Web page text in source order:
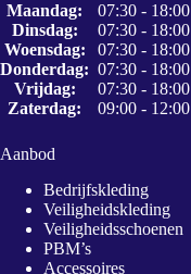
Maandag:
07:30 - 18:00
Dinsdag:
07:30 - 18:00
Woensdag:
07:30 - 18:00
Donderdag: 07:30 - 18:00
Vrijdag:
07:30 - 18:00
Zaterdag:
09:00 - 12:00
Aanbod
Bedrijfskleding
Veiligheidskleding
Veiligheidsschoenen
PBM’s
Accessoires